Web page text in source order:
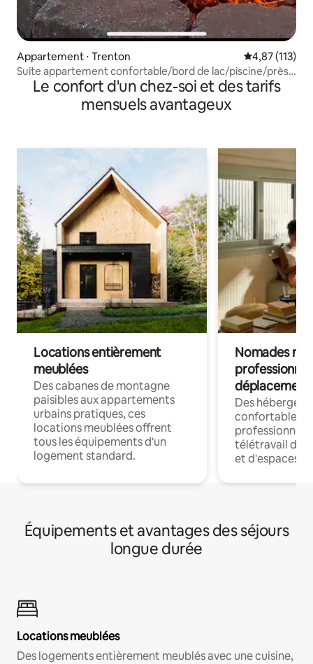
Appartement ⋅ Trenton Évaluation
4,87 (113)
Suite appartement confortable/bord de lac/piscine/près
de TN Safari Park
Le confort d'un chez-soi et des tarifs
mensuels avantageux
Locations entièrement
meublées
Des cabanes de montagne
paisibles aux appartements
urbains pratiques, ces
locations meublées offrent
tous les équipements d'un
logement standard.
Nomades
déplacement
Des
confortables
professionnels
télétravail
et d'espaces
Équipements et avantages des séjours
longue durée
Locations meublées
Des logements entièrement meublés avec une cuisine,